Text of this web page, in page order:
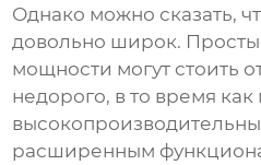
Однако можно сказать,
довольно широк.
мощности могут стоить
недорого, в то время
расширенным